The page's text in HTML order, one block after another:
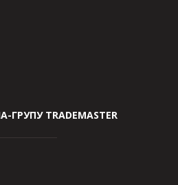
ГРУПУ TRADEMASTER